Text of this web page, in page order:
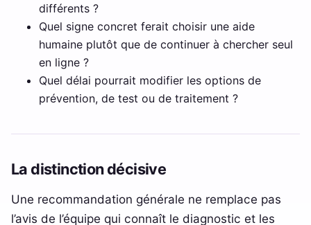
différents ?
Quel signe concret ferait choisir une aide
humaine plutôt que de continuer à chercher seul
en ligne ?
Quel délai pourrait modifier les options de
prévention, de test ou de traitement ?
La distinction décisive
Une recommandation générale ne remplace pas
l’avis de l’équipe qui connaît le diagnostic et les